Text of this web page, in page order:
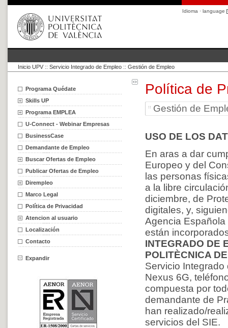
Idioma · language
Inicio UPV :: Servicio Integrado de Empleo :: Gestión de Empleo
Programa Quédate
Skills UP
Programa EMPLEA
U-Connect - Webinar Empresas
BusinessCase
Demandante de Empleo
Buscar Ofertas de Empleo
Publicar Ofertas de Empleo
Dirempleo
Marco Legal
Política de Privacidad
Atencion al usuario
Localización
Contacto
Expandir
Política de
Gestión de
USO DE LOS
En aras a dar
Europeo y del
las personas
a la libre
diciembre, de
digitales, y,
Agencia
están
INTEGRADO DE
POLITÈCNICA
Servicio
Nexus 6G,
compuesta por
demandante de
han realizado/
servicios del SIE.